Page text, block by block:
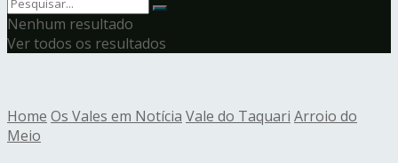
Nenhum resultado
Ver todos os resultados
Home Os Vales em Notícia Vale do Taquari Arroio do
Meio